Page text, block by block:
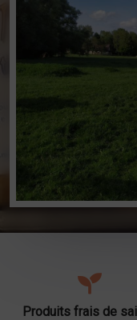
Produits frais de